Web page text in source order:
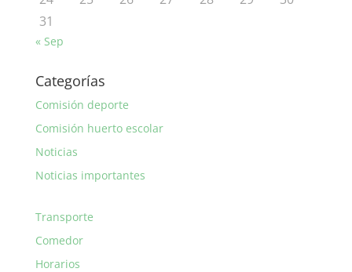
31
« Sep
Categorías
Comisión deporte
Comisión huerto escolar
Noticias
Noticias importantes
Transporte
Comedor
Horarios